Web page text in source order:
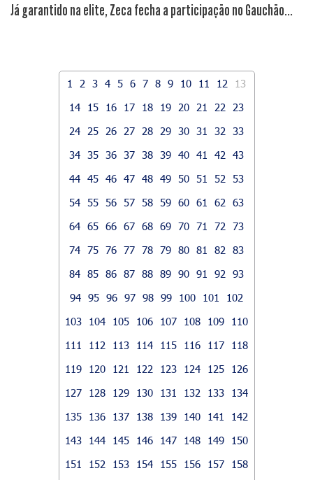
Já garantido na elite, Zeca fecha a participação no Gauchão...
1 2 3 4 5 6 7 8 9 10 11 12
13
14
15 16 17 18 19 20 21 22
23
24
25 26 27 28 29 30 31 32
33
34 35 36 37 38 39 40 41 42
43
44 45 46 47 48 49 50 51 52
53
54 55 56 57 58 59 60 61 62
63
64 65 66 67 68 69 70 71 72
73
74 75 76 77 78 79 80 81 82
83
84 85 86 87 88 89 90 91 92
93
94 95 96 97 98 99 100 101
102
103
104 105 106 107 108 109
110
111
112 113 114 115 116 117
118
119
120 121 122 123 124 125
126
127
128 129 130 131 132 133
134
135
136 137 138 139 140 141
142
143
144 145 146 147 148 149
150
151
152 153 154 155 156 157
158